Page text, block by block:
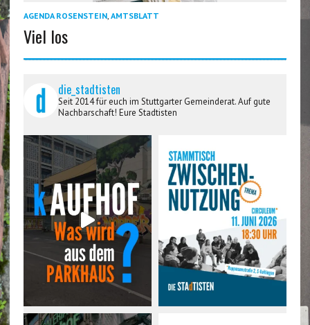
AGENDA ROSENSTEIN, AMTSBLATT
Viel los
die_stadtisten
Seit 2014 für euch im Stuttgarter Gemeinderat. Auf gute
Nachbarschaft! Eure Stadtisten